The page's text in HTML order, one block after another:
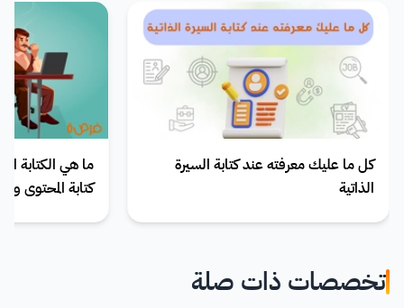
كل ما عليك معرفته عند كتابة السيرة
الذاتية
ما هي الكتابة
كتابة المحتوى
تخصصات ذات صلة